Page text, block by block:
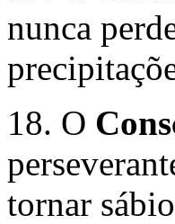
nunca
18. O
tornar